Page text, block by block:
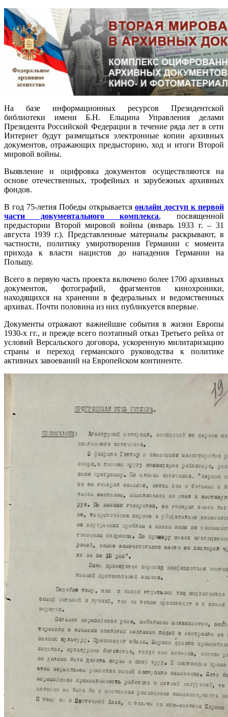
На базе информационных ресурсов Президентской
библиотеки имени Б.Н. Ельцина Управления делами
Президента Российской Федерации в течение ряда лет в сети
Интернет будут размещаться электронные копии архивных
документов, отражающих предысторию, ход и итоги Второй
мировой войны.
Выявление и оцифровка документов осуществляются на
основе отечественных, трофейных и зарубежных архивных
фондов.
В год 75-летия Победы открывается онлайн доступ к первой
части документального комплекса, посвященной
предыстории Второй мировой войны (январь 1933 г. – 31
августа 1939 г.). Представленные материалы раскрывают, в
частности, политику умиротворения Германии с момента
прихода к власти нацистов до нападения Германии на
Польшу.
Всего в первую часть проекта включено более 1700 архивных
документов, фотографий, фрагментов кинохроники,
находящихся на хранении в федеральных и ведомственных
архивах. Почти половина из них публикуется впервые.
Документы отражают важнейшие события в жизни Европы
1930-х гг., и прежде всего поэтапный отказ Третьего рейха от
условий Версальского договора, ускоренную милитаризацию
страны и переход германского руководства к политике
активных завоеваний на Европейском континенте.